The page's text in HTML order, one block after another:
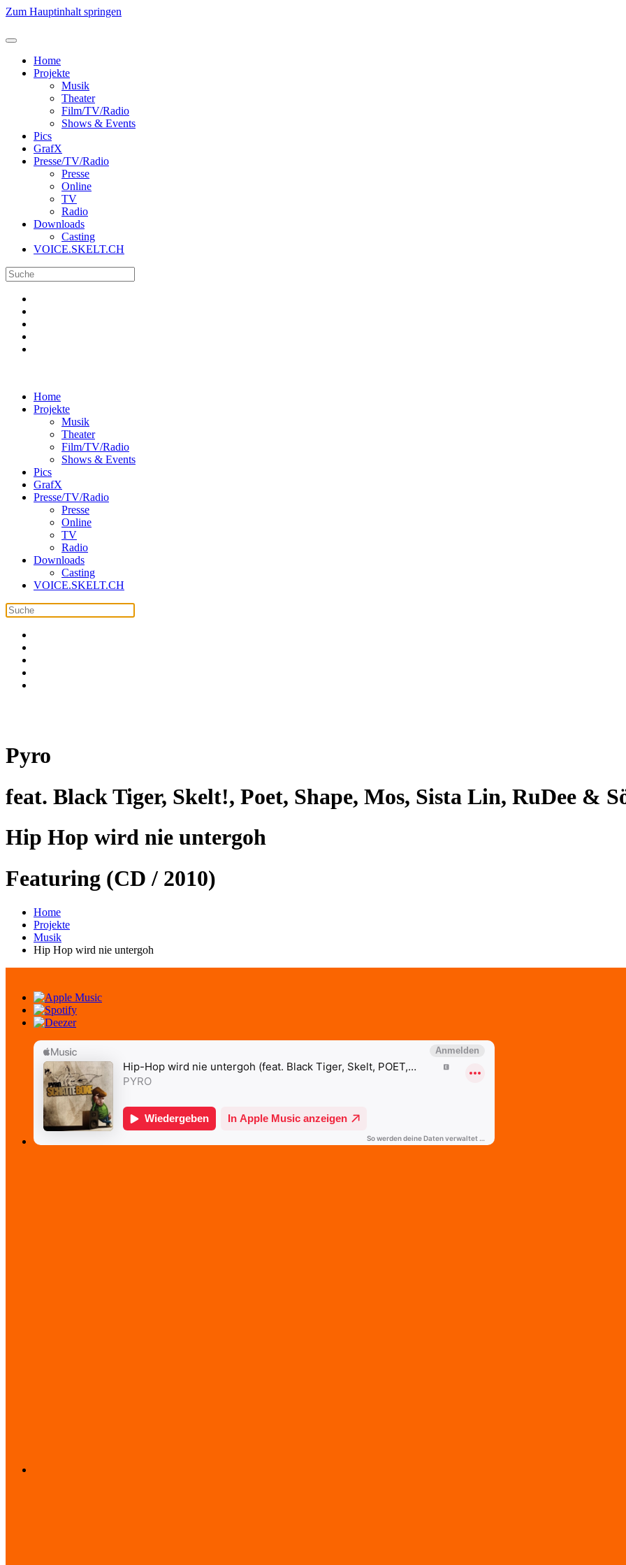
Zum Hauptinhalt springen
Home
Projekte
Musik
Theater
Film/TV/Radio
Shows & Events
Pics
GrafX
Presse/TV/Radio
Presse
Online
TV
Radio
Downloads
Casting
VOICE.SKELT.CH
Home
Projekte
Musik
Theater
Film/TV/Radio
Shows & Events
Pics
GrafX
Presse/TV/Radio
Presse
Online
TV
Radio
Downloads
Casting
VOICE.SKELT.CH
Pyro
feat. Black Tiger, Skelt!, Poet, Shape, Mos, Sista Lin, RuDee &
Hip Hop wird nie untergoh
Featuring (CD / 2010)
Home
Projekte
Musik
Hip Hop wird nie untergoh